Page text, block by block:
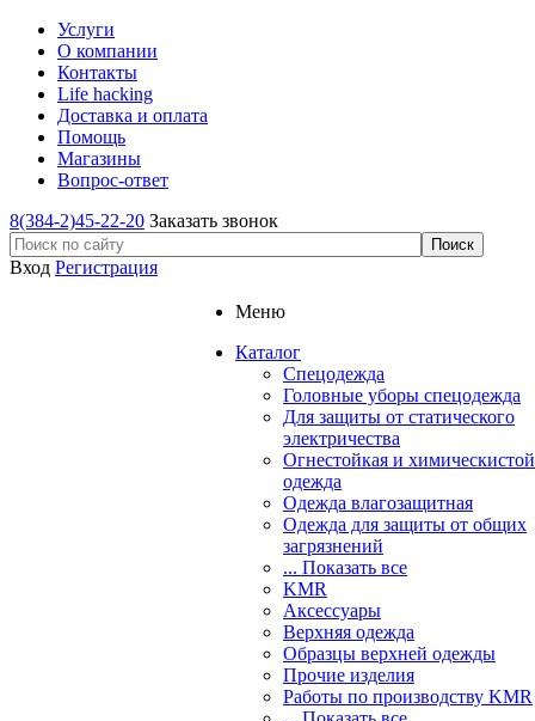
Услуги
О компании
Контакты
Life hacking
Доставка и оплата
Помощь
Магазины
Вопрос-ответ
8(384-2)45-22-20 Заказать звонок
Вход Регистрация
Меню
Каталог
Спецодежда
Головные уборы спецодежда
Для защиты от статического
электричества
Огнестойкая и
одежда
Одежда влагозащитная
Одежда для защиты от общих
загрязнений
... Показать все
KMR
Аксессуары
Верхняя одежда
Образцы верхней одежды
Прочие изделия
Работы по производству KMR